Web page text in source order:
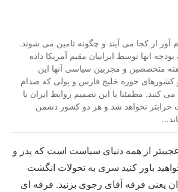
آور از کجا می آیند و چگونه تامین می شوند.
انها توسط ایرانیان مقیم آمریکا داده
متخصصین و مجربین سیاسی آنها این
و کشورهای حوزه خلیج فارس و پولی که صدام
می کنند. مطمئنا با این تصمیم روابط ایران با
خرابتر نخواهد شد و هر دو کشور دشمن
از همه دنیای سیاست است که پدر و
باور کنید سری به تحولات انگشت
یعنی فرقه آقای رجوی بزنید. فرقه ای